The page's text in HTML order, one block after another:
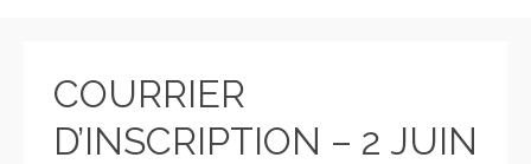
COURRIER
D’INSCRIPTION – 2 JUIN